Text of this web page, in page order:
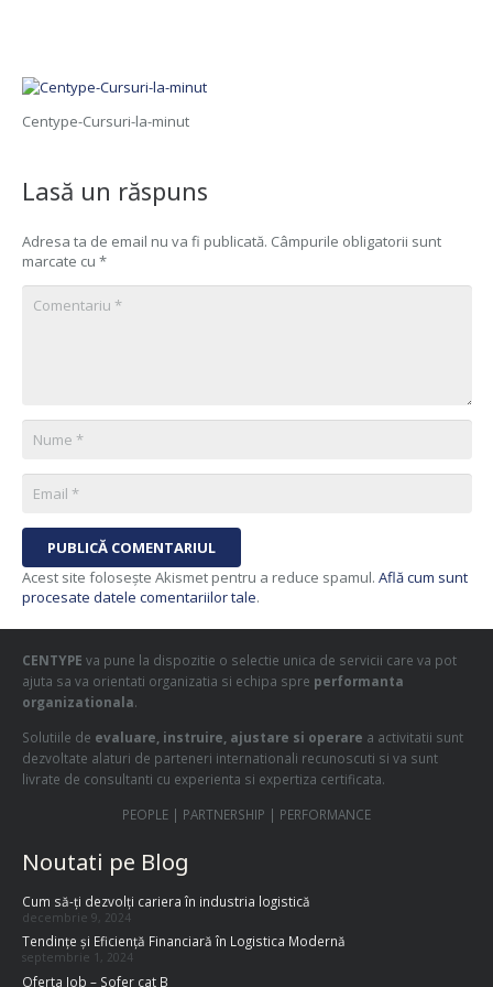
Centype-Cursuri-la-minut
Lasă un răspuns
Adresa ta de email nu va fi publicată. Câmpurile obligatorii sunt
marcate cu *
PUBLICĂ COMENTARIUL
Acest site folosește Akismet pentru a reduce spamul. Află cum sunt
procesate datele comentariilor tale.
CENTYPE va pune la dispozitie o selectie unica de servicii care va pot
ajuta sa va orientati organizatia si echipa spre performanta
organizationala.
Solutiile de evaluare, instruire, ajustare si operare a activitatii sunt
dezvoltate alaturi de parteneri internationali recunoscuti si va sunt
livrate de consultanti cu experienta si expertiza certificata.
PEOPLE | PARTNERSHIP | PERFORMANCE
Noutati pe Blog
Cum să-ți dezvolți cariera în industria logistică
decembrie 9, 2024
Tendințe și Eficiență Financiară în Logistica Modernă
septembrie 1, 2024
Oferta Job – Sofer cat B